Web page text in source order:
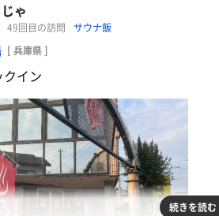
ゃ
49回目の訪問 サウナ飯
[ 兵庫県 ]
クイン
続きを読む